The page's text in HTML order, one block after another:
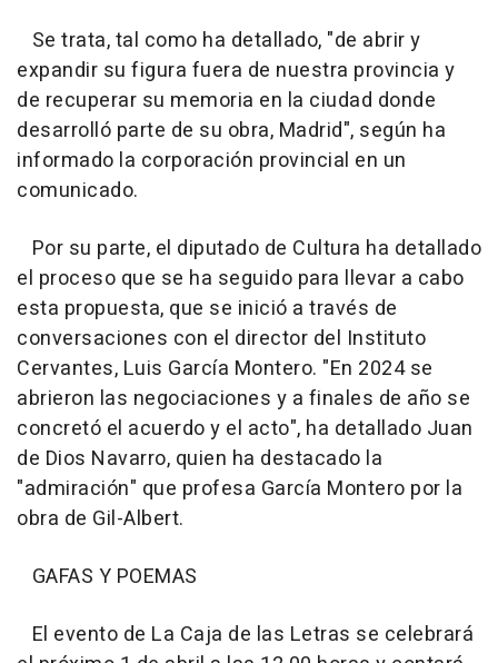
Se trata, tal como ha detallado, "de abrir y
expandir su figura fuera de nuestra provincia y
de recuperar su memoria en la ciudad donde
desarrolló parte de su obra, Madrid", según ha
informado la corporación provincial en un
comunicado.
Por su parte, el diputado de Cultura ha detallado
el proceso que se ha seguido para llevar a cabo
esta propuesta, que se inició a través de
conversaciones con el director del Instituto
Cervantes, Luis García Montero. "En 2024 se
abrieron las negociaciones y a finales de año se
concretó el acuerdo y el acto", ha detallado Juan
de Dios Navarro, quien ha destacado la
"admiración" que profesa García Montero por la
obra de Gil-Albert.
GAFAS Y POEMAS
El evento de La Caja de las Letras se celebrará